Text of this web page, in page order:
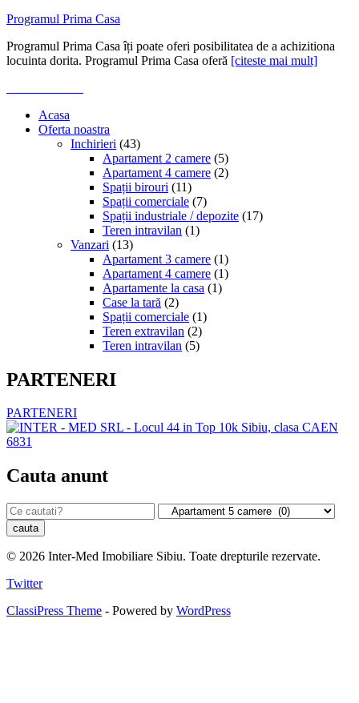
Programul Prima Casa
Programul Prima Casa îți poate oferi posibilitatea de a achizitiona
locuinta dorita. Programul Prima Casa oferă [citeste mai mult]
Acasa
Oferta noastra
Inchirieri (43)
Apartament 2 camere (5)
Apartament 4 camere (2)
Spații birouri (11)
Spații comerciale (7)
Spații industriale / depozite (17)
Teren intravilan (1)
Vanzari (13)
Apartament 3 camere (1)
Apartament 4 camere (1)
Apartamente la casa (1)
Case la tară (2)
Spații comerciale (1)
Teren extravilan (2)
Teren intravilan (5)
PARTENERI
PARTENERI
Cauta anunt
© 2026 Inter-Med Imobiliare Sibiu. Toate drepturile rezervate.
Twitter
ClassiPress Theme - Powered by WordPress